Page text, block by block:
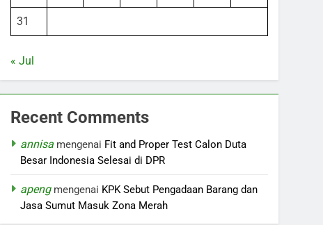
31
« Jul
Recent Comments
annisa mengenai Fit and Proper Test Calon Duta
Besar Indonesia Selesai di DPR
apengmengenai KPK Sebut Pengadaan Barang dan
Jasa Sumut Masuk Zona Merah